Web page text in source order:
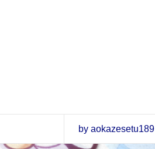
by aokazesetu189